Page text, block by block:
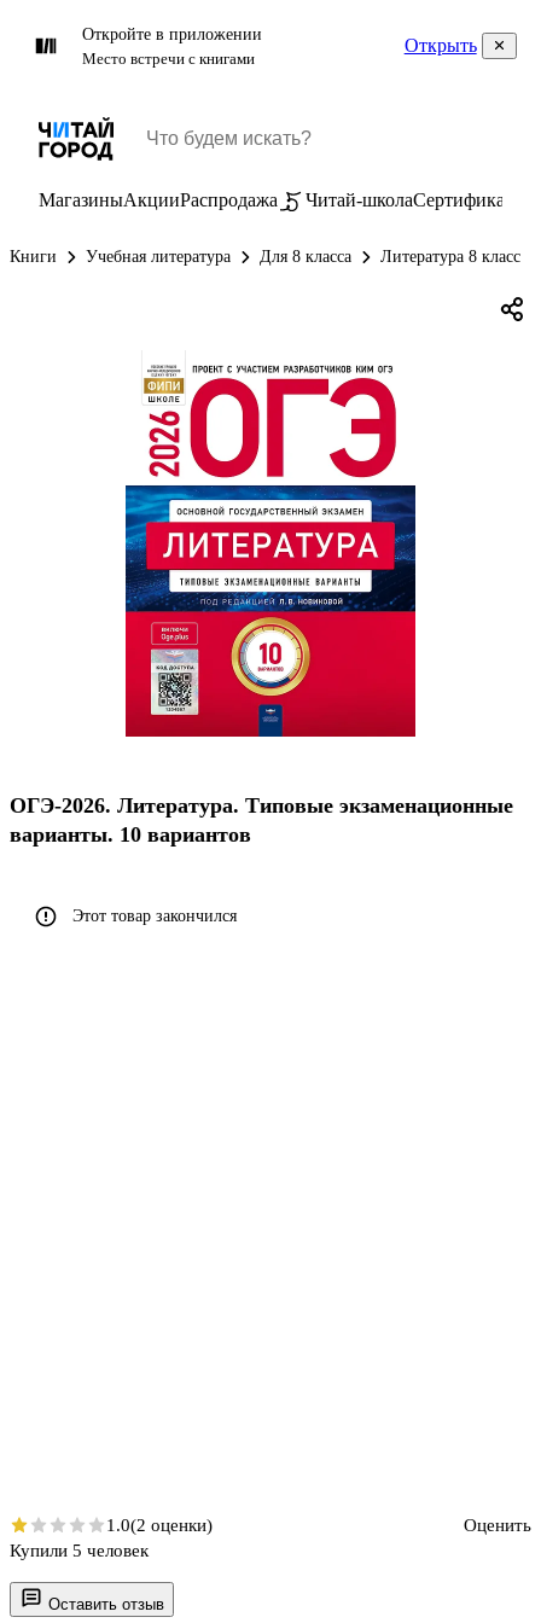
Откройте в приложении
Место встречи с книгами
Открыть
МагазиныАкцииРаспродажа Читай-школаСертификаты
Книги Учебная литература Для 8 класса Литература 8 класс
Оставить отзыв
ОГЭ-2026. Литература. Типовые экзаменационные
варианты. 10 вариантов
Этот товар закончился
1.0(2 оценки)
Оценить
Купили 5 человек